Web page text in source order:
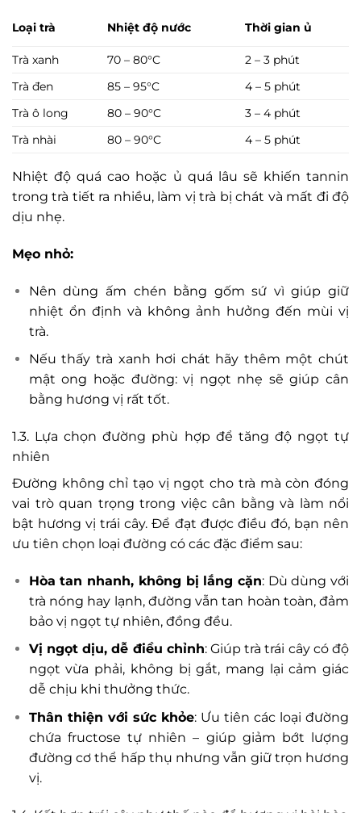
Loại trà Nhiệt độ nước Thời gian ủ
Trà xanh 70 – 80°C
2 – 3 phút
Trà đen
85 – 95°C
4 – 5 phút
Trà ô long
80 – 90°C
3 – 4 phút
Trà nhài
80 – 90°C 4 – 5 phút
Nhiệt độ quá cao hoặc ủ quá lâu sẽ khiến tannin
trong trà tiết ra nhiều, làm vị trà bị chát và mất đi độ
dịu nhẹ.
Mẹo nhỏ:
Nên dùng ấm chén bằng gốm sứ vì giúp giữ
nhiệt ổn định và không ảnh hưởng đến mùi vị
trà.
Nếu thấy trà xanh hơi chát hãy thêm một chút
mật ong hoặc đường: vị ngọt nhẹ sẽ giúp cân
bằng hương vị rất tốt.
1.3. Lựa chọn đường phù hợp để tăng độ ngọt tự
nhiên
Đường không chỉ tạo vị ngọt cho trà mà còn đóng
vai trò quan trọng trong việc cân bằng và làm nổi
bật hương vị trái cây. Để đạt được điều đó, bạn nên
ưu tiên chọn loại đường có các đặc điểm sau:
Hòa tan nhanh, không bị lắng cặn: Dù dùng với
trà nóng hay lạnh, đường vẫn tan hoàn toàn, đảm
bảo vị ngọt tự nhiên, đồng đều.
Vị ngọt dịu, dễ điều chỉnh: Giúp trà trái cây có độ
ngọt vừa phải, không bị gắt, mang lại cảm giác
dễ chịu khi thưởng thức.
Thân thiện với sức khỏe: Ưu tiên các loại đường
chứa fructose tự nhiên – giúp giảm bớt lượng
đường cơ thể hấp thụ nhưng vẫn giữ trọn hương
vị.